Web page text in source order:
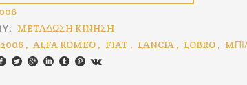
METAΔΩΣH KINHΣH
, ALFA ROMEO , FIAT , LANCIA , LOBRO ,